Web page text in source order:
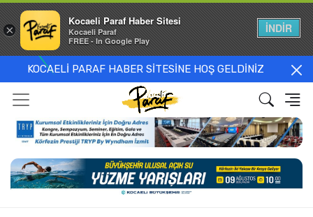
KOCAELİ PARAF HABER SİTESİNE HOŞ GELDİNİZ
×
Kocaeli Paraf Haber Sitesi
Kocaeli Paraf
FREE - In Google Play
İNDİR